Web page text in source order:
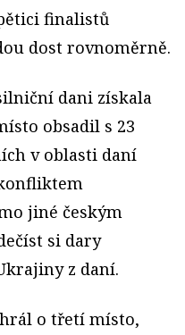
finalistů
dost rovnoměrně.
dani získala
obsadil s 23
v oblasti daní
jiné českým
si dary
z daní.
o třetí místo,